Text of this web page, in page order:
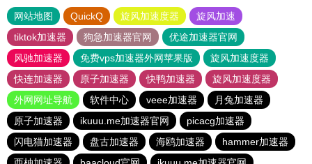
网站地图 QuickQ 旋风加速度器
旋风加速
tiktok加速器
狗急加速器官网
优途加速器官网
风驰加速器
免费vps加速器外网苹果版
旋风加速度器
快连加速器
原子加速器 快鸭加速器
旋风加速度器
外网网址导航
软件中心 veee加速器
月兔加速器
原子加速器
ikuuu.me加速器官网
picacg加速器
闪电猫加速器
盘古加速器 海鸥加速器
hammer加速器